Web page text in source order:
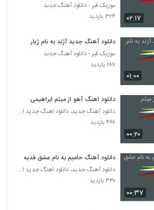
آهنگ دلبری از رامین رعیت(پاپ)
دانلود آهنگ مهدی شهنازی دل دیوونه
(Mehdi Shahnazi Dele Divoneh)
۹۳۲ بازدید
آهنگ حامد پهلان بنام زیبا صنم
موزیک زیبای آروم جونمی از حسین سعادت
دانلود آهنگ مهدی احمدوند بماند
۵۲۴ بازدید
۰۲:۱۷
موزیک قیر - دانلود آهنگ جدبد
۳۲۴ بازدید
۰۱:۰۰
دانلود آهنگ جدید آژند به نام ژیار
موزیک قیر - دانلود آهنگ جدبد
۲۸۷ بازدید
۰۰:۲۰
دانلود اهنگ آهو از میثم ابراهیمی
دانلود آهنگ جدید، دانلود اهنگ جدید ایرانی
۴۶۸ بازدید
۰۰:۳۷
دانلود آهنگ حامیم به نام عشق قدیمی
دانلود آهنگ جدید، دانلود اهنگ جدید ایرانی
۳۳۰ بازدید